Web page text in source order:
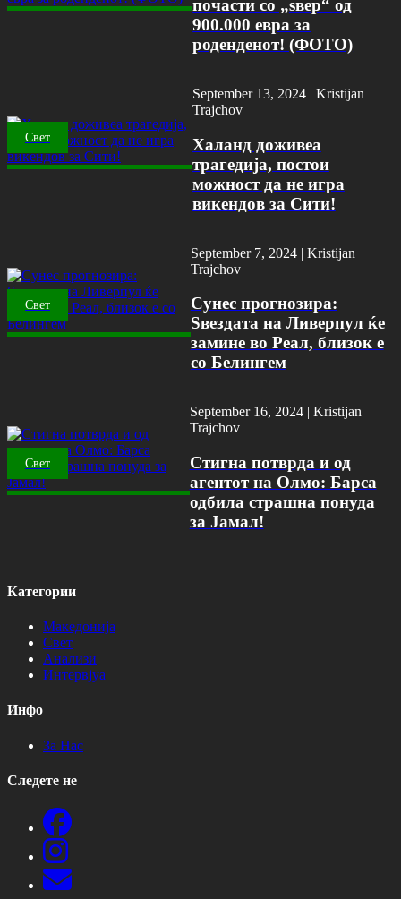
почасти со „ѕвер“ од
900.000 евра за
роденденот! (ФОТО)
Свет
September 13, 2024 | Kristijan
Trajchov
Халанд доживеа
трагедија, постои
можност да не игра
викендов за Сити!
Свет
September 7, 2024 | Kristijan
Trajchov
Сунес прогнозира:
Ѕвездата на Ливерпул ќе
замине во Реал, близок е
со Белингем
Свет
September 16, 2024 | Kristijan
Trajchov
Стигна потврда и од
агентот на Олмо: Барса
одбила страшна понуда
за Јамал!
Категории
Македонија
Свет
Анализи
Интервјуа
Инфо
За Нас
Следете не